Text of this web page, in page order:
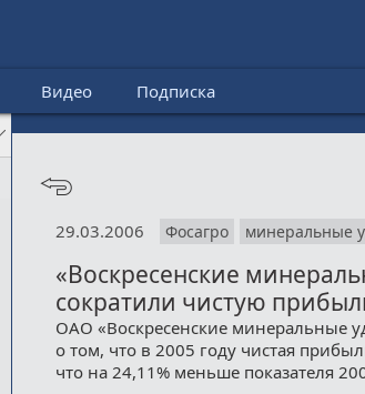
Видео Подписка
29.03.2006 Фосагро минеральные
«Воскресенские
сократили чистую
ОАО «Воскресенские минеральные
о том, что в 2005 году чистая
что на 24,11% меньше показателя